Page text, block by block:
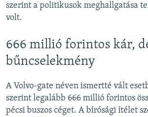
szerint a politikusok meghallgatása
volt.
666 millió forintos kár,
bűncselekmény
A Volvo-gate néven ismertté vált
szerint legalább 666 millió forintos
pécsi buszos céget. A bírósági ítélet